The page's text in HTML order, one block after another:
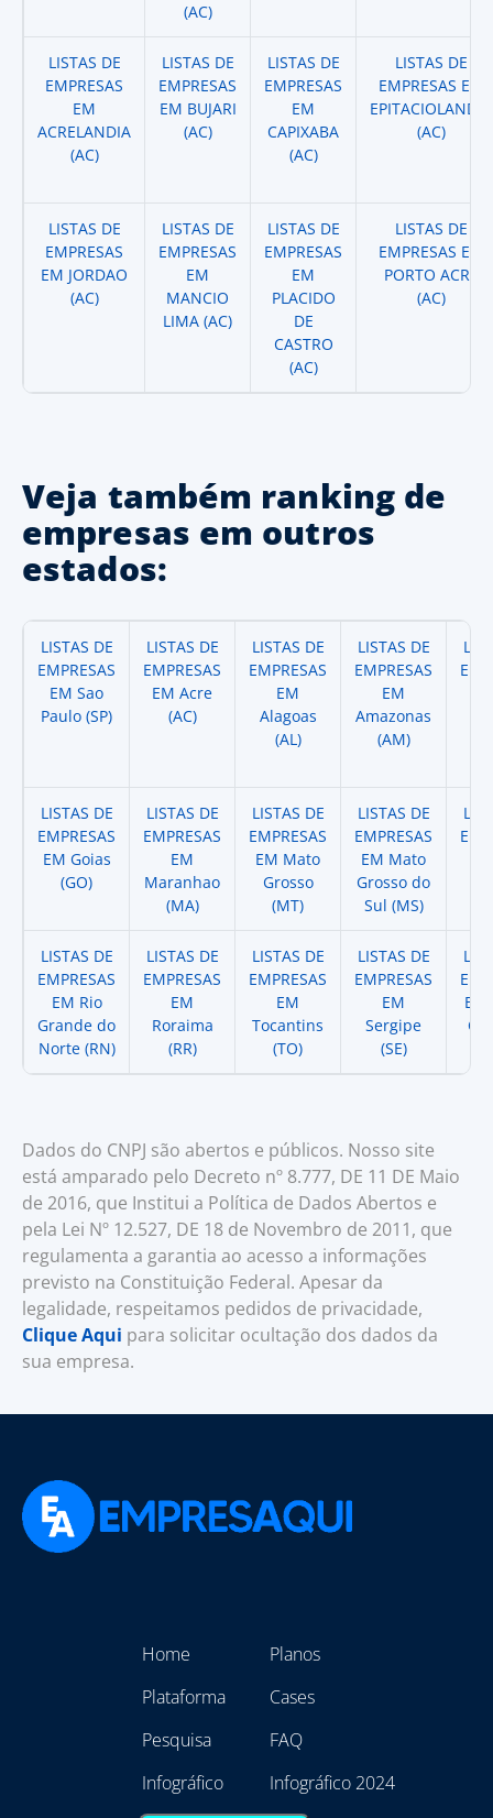
(AC)
LISTAS DE
EMPRESAS
EM
ACRELANDIA
(AC)
LISTAS DE
EMPRESAS
EM BUJARI
(AC)
LISTAS DE
EMPRESAS
EM
CAPIXABA
(AC)
LISTAS DE
EMPRESAS EM
EPITACIOLANDIA
(AC)
LISTAS DE
EMPRESAS
EM JORDAO
(AC)
LISTAS DE
EMPRESAS
EM
MANCIO
LIMA (AC)
LISTAS DE
EMPRESAS
EM
PLACIDO
DE
CASTRO
(AC)
LISTAS DE
EMPRESAS EM
PORTO ACRE
(AC)
Veja também ranking de
empresas em outros
estados:
LISTAS DE
EMPRESAS
EM Sao
Paulo (SP)
LISTAS DE
EMPRESAS
EM Acre
(AC)
LISTAS DE
EMPRESAS
EM
Alagoas
(AL)
LISTAS DE
EMPRESAS
EM
Amazonas
(AM)
LISTAS DE
EMPRESAS
EM Goias
(GO)
LISTAS DE
EMPRESAS
EM
Maranhao
(MA)
LISTAS DE
EMPRESAS
EM Mato
Grosso
(MT)
LISTAS DE
EMPRESAS
EM Mato
Grosso do
Sul (MS)
LISTAS DE
EMPRESAS
EM Rio
Grande do
Norte (RN)
LISTAS DE
EMPRESAS
EM
Roraima
(RR)
LISTAS DE
EMPRESAS
EM
Tocantins
(TO)
LISTAS DE
EMPRESAS
EM
Sergipe
(SE)
EM
Dados do CNPJ são abertos e públicos. Nosso site
está amparado pelo Decreto nº 8.777, DE 11 DE Maio
de 2016, que Institui a Política de Dados Abertos e
pela Lei Nº 12.527, DE 18 de Novembro de 2011, que
regulamenta a garantia ao acesso a informações
previsto na Constituição Federal. Apesar da
legalidade, respeitamos pedidos de privacidade,
Clique Aqui para solicitar ocultação dos dados da
sua empresa.
Home
Plataforma
Pesquisa
Infográfico
Planos
Cases
FAQ
Infográfico 2024